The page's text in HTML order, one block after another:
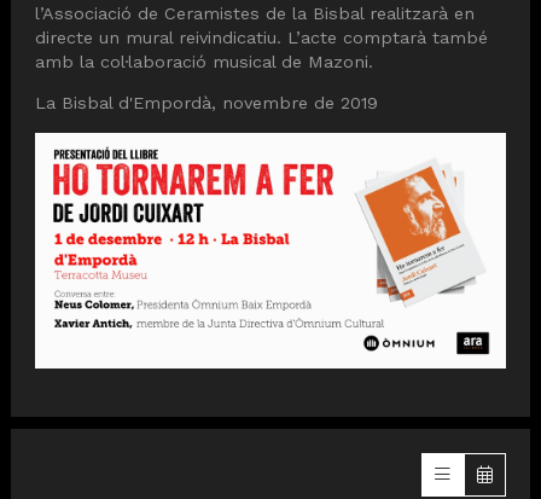
l’Associació de Ceramistes de la Bisbal realitzarà en
directe un mural reivindicatiu. L’acte comptarà també
amb la col·laboració musical de Mazoni.
La Bisbal d'Empordà, novembre de 2019